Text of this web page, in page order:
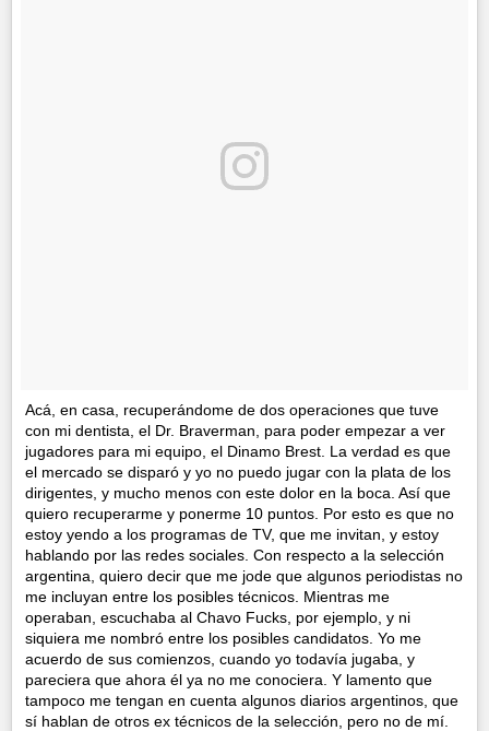
Acá, en casa, recuperándome de dos operaciones que tuve
con mi dentista, el Dr. Braverman, para poder empezar a ver
jugadores para mi equipo, el Dinamo Brest. La verdad es que
el mercado se disparó y yo no puedo jugar con la plata de los
dirigentes, y mucho menos con este dolor en la boca. Así que
quiero recuperarme y ponerme 10 puntos. Por esto es que no
estoy yendo a los programas de TV, que me invitan, y estoy
hablando por las redes sociales. Con respecto a la selección
argentina, quiero decir que me jode que algunos periodistas no
me incluyan entre los posibles técnicos. Mientras me
operaban, escuchaba al Chavo Fucks, por ejemplo, y ni
siquiera me nombró entre los posibles candidatos. Yo me
acuerdo de sus comienzos, cuando yo todavía jugaba, y
pareciera que ahora él ya no me conociera. Y lamento que
tampoco me tengan en cuenta algunos diarios argentinos, que
sí hablan de otros ex técnicos de la selección, pero no de mí.